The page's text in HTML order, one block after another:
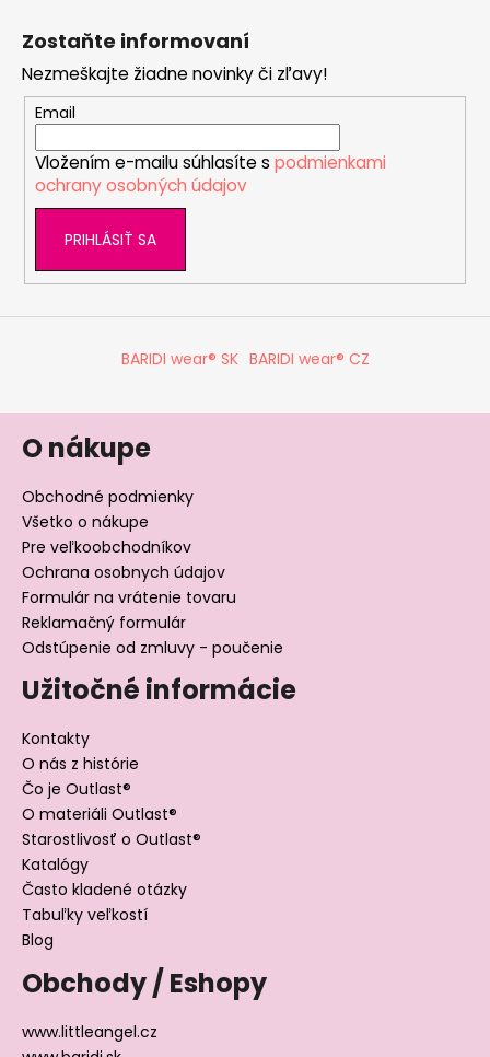
Zostaňte informovaní
Nezmeškajte žiadne novinky či zľavy!
Email
Vložením e-mailu súhlasíte s podmienkami
ochrany osobných údajov
PRIHLÁSIŤ SA
BARIDI wear® SK BARIDI wear® CZ
O nákupe
Obchodné podmienky
Všetko o nákupe
Pre veľkoobchodníkov
Ochrana osobnych údajov
Formulár na vrátenie tovaru
Reklamačný formulár
Odstúpenie od zmluvy - poučenie
Užitočné informácie
Kontakty
O nás z histórie
Čo je Outlast®
O materiáli Outlast®
Starostlivosť o Outlast®
Katalógy
Často kladené otázky
Tabuľky veľkostí
Blog
Obchody / Eshopy
www.littleangel.cz